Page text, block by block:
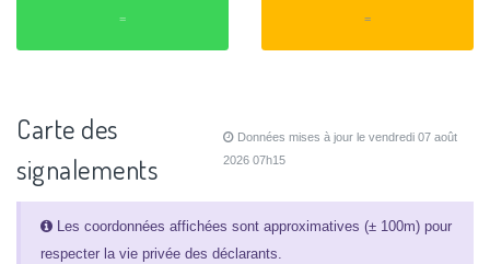
= =
Carte des
signalements
Données mises à jour le vendredi 07 août
2026 07h15
Les coordonnées affichées sont approximatives (± 100m) pour
respecter la vie privée des déclarants.